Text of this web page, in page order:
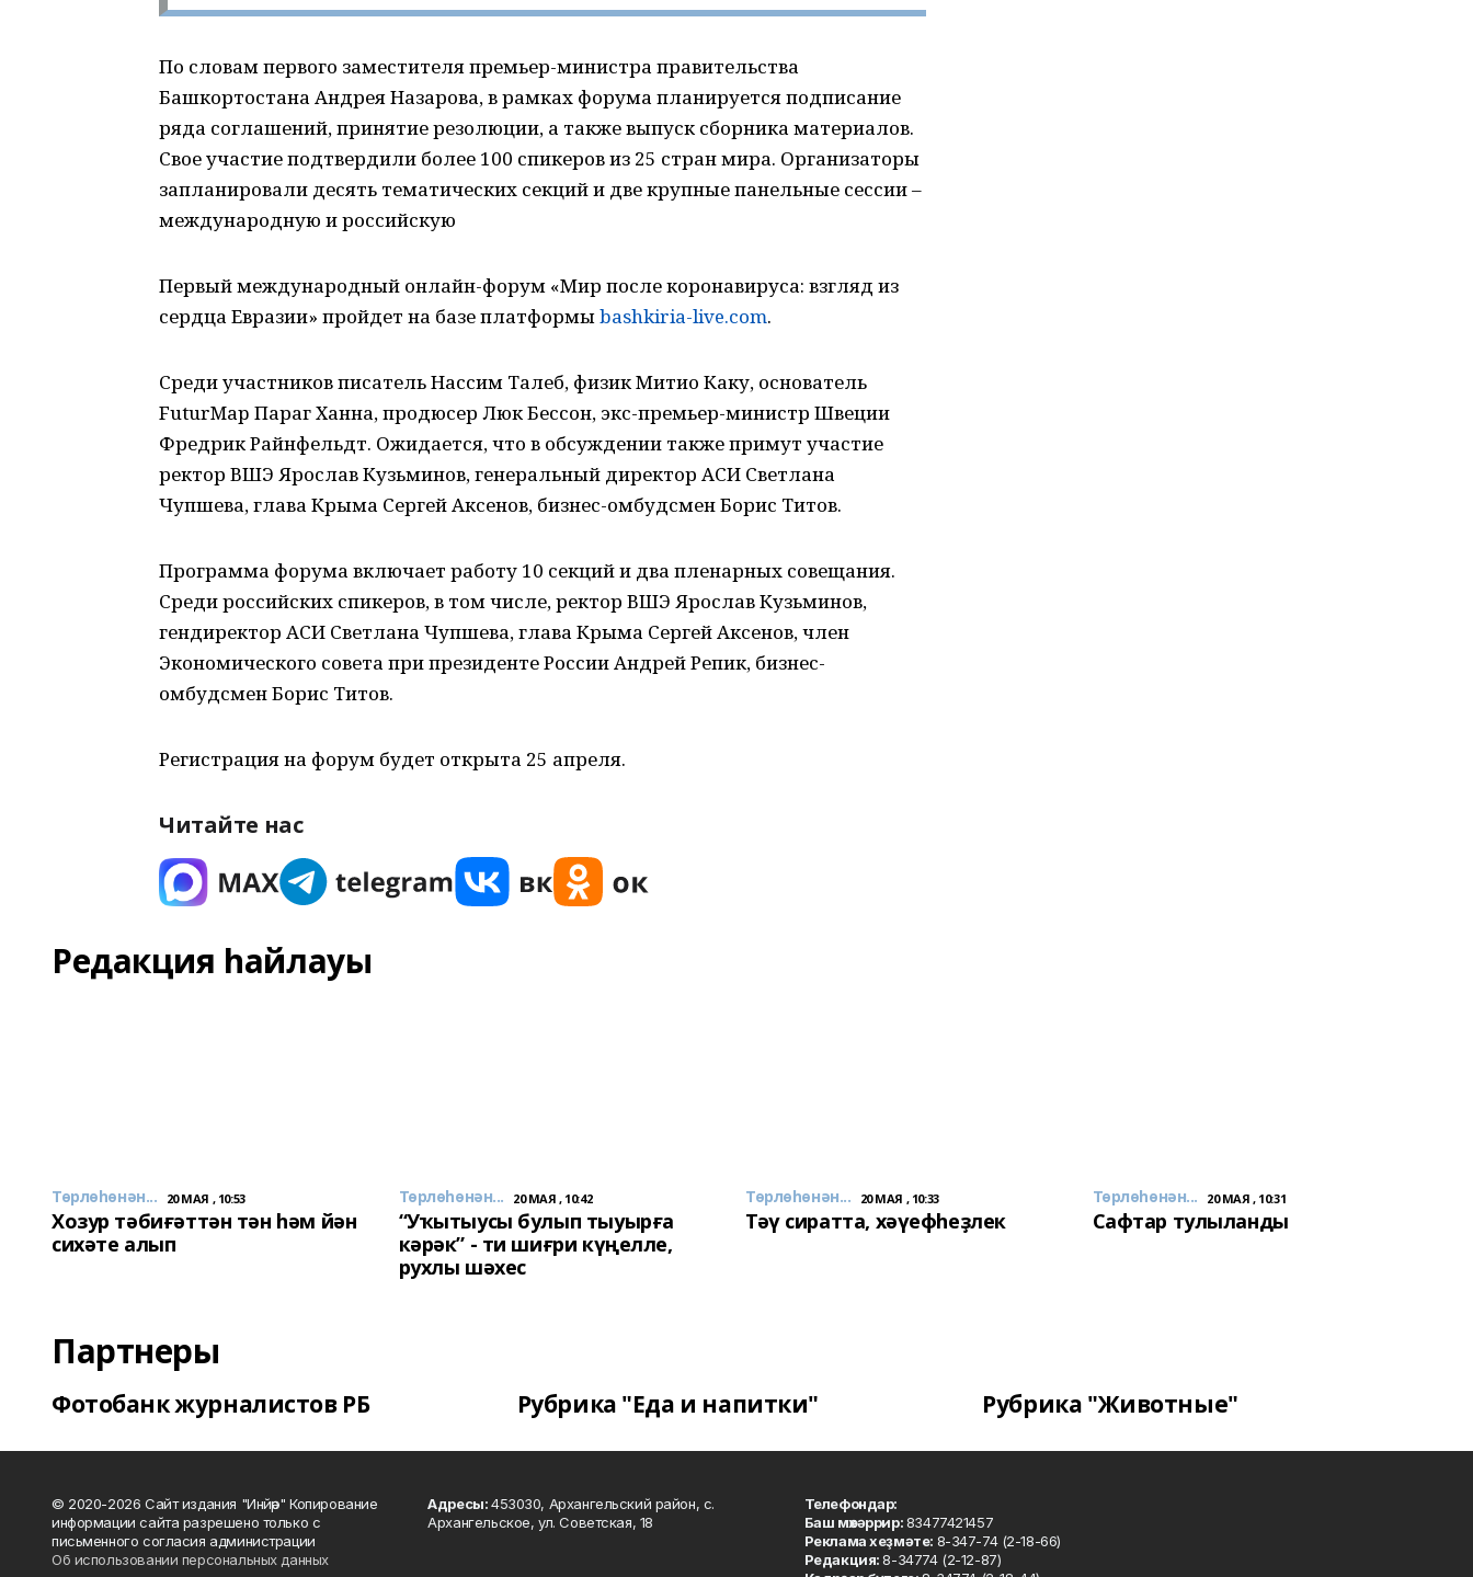
По словам первого заместителя премьер-министра правительства
Башкортостана Андрея Назарова, в рамках форума планируется подписание
ряда соглашений, принятие резолюции, а также выпуск сборника материалов.
Свое участие подтвердили более 100 спикеров из 25 стран мира. Организаторы
запланировали десять тематических секций и две крупные панельные сессии –
международную и российскую
Первый международный онлайн-форум «Мир после коронавируса: взгляд из
сердца Евразии» пройдет на базе платформыbashkiria-live.com.
Среди участников писатель Нассим Талеб, физик Митио Каку, основатель
FuturMap Параг Ханна, продюсер Люк Бессон, экс-премьер-министр Швеции
Фредрик Райнфельдт. Ожидается, что в обсуждении также примут участие
ректор ВШЭ Ярослав Кузьминов, генеральный директор АСИ Светлана
Чупшева, глава Крыма Сергей Аксенов, бизнес-омбудсмен Борис Титов.
Программа форума включает работу 10 секций и два пленарных совещания.
Среди российских спикеров, в том числе, ректор ВШЭ Ярослав Кузьминов,
гендиректор АСИ Светлана Чупшева, глава Крыма Сергей Аксенов, член
Экономического совета при президенте России Андрей Репик, бизнес-
омбудсмен Борис Титов.
Регистрация на форум будет открыта 25 апреля.
Читайте нас
Редакция һайлауы
Төрлөһөнән... 20 МАЯ , 10:53
Хозур тәбиғәттән тән һәм йән
сихәте алып
Төрлөһөнән... 20 МАЯ , 10:42
“Уҡытыусы булып тыуырға
кәрәк” - ти шиғри күңелле,
рухлы шәхес
Төрлөһөнән... 20 МАЯ , 10:33
Тәү сиратта, хәүефһеҙлек
Төрлөһөнән... 20 МАЯ , 10:31
Сафтар тулыланды
Партнеры
Фотобанк журналистов РБ Рубрика "Еда и напитки" Рубрика "Животные"
© 2020-2026 Сайт издания "Инйәр" Копирование
информации сайта разрешено только с
письменного согласия администрации
Об использовании персональных данных
Адресы:453030, Архангельский район, с.
Архангельское, ул. Советская, 18
Телефондар:
Баш мөхәррир:83477421457
Реклама хеҙмәте: 8-347-74 (2-18-66)
Редакция:8-34774 (2-12-87)